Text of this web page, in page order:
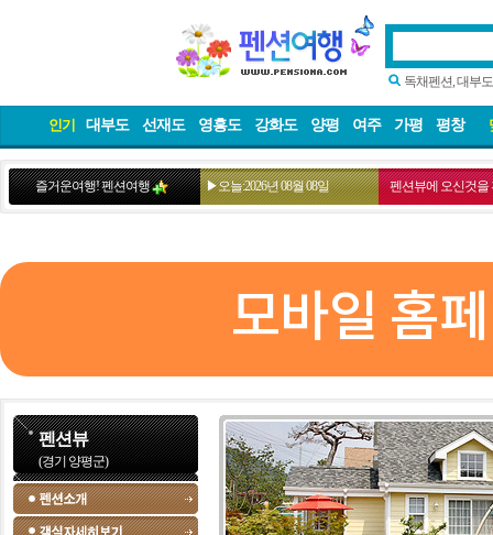
독채펜션, 대부
인기 대부도 선재도 영흥도 강화도 양평 여주 가평 평창
즐거운여행! 펜션여행 ▶오늘:2026년 08월 08일 펜션뷰에 오신것을
모바일 홈
펜션뷰
(경기 양평군)